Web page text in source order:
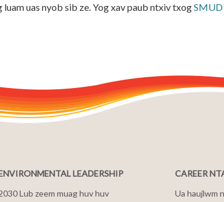
luam uas nyob sib ze. Yog xav paub ntxiv txog
LEADERSHIP
Lub zeem muag huv huv
CAREER
Ua haujlwm